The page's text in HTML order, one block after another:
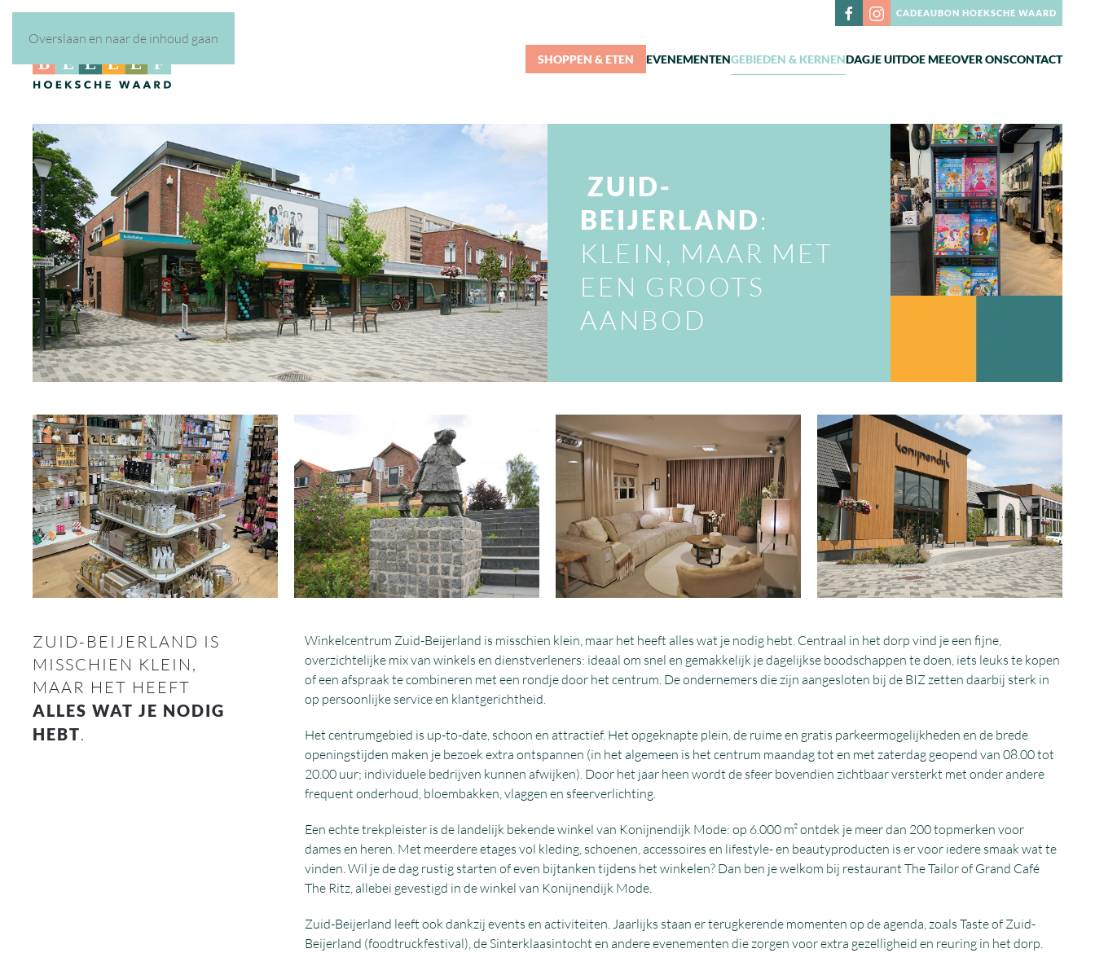
Overslaan en naar de inhoud gaan
CADEAUBON HOEKSCHE WAARD
SHOPPEN & ETEN EVENEMENTENGEBIEDEN & KERNENDAGJE UITDOE MEEOVER ONSCONTACT
ZUID-
BEIJERLAND:
KLEIN, MAAR MET
EEN GROOTS
AANBOD
ZUID-BEIJERLAND IS
MISSCHIEN KLEIN,
MAAR HET HEEFT
ALLES WAT JE NODIG
HEBT.
Winkelcentrum Zuid-Beijerland is misschien klein, maar het heeft alles wat je nodig hebt. Centraal in het dorp vind je een fijne,
overzichtelijke mix van winkels en dienstverleners: ideaal om snel en gemakkelijk je dagelijkse boodschappen te doen, iets leuks te kopen
of een afspraak te combineren met een rondje door het centrum. De ondernemers die zijn aangesloten bij de BIZ zetten daarbij sterk in
op persoonlijke service en klantgerichtheid.
Het centrumgebied is up-to-date, schoon en attractief. Het opgeknapte plein, de ruime en gratis parkeermogelijkheden en de brede
openingstijden maken je bezoek extra ontspannen (in het algemeen is het centrum maandag tot en met zaterdag geopend van 08.00 tot
20.00 uur; individuele bedrijven kunnen afwijken). Door het jaar heen wordt de sfeer bovendien zichtbaar versterkt met onder andere
frequent onderhoud, bloembakken, vlaggen en sfeerverlichting.
Een echte trekpleister is de landelijk bekende winkel van Konijnendijk Mode: op 6.000 m² ontdek je meer dan 200 topmerken voor
dames en heren. Met meerdere etages vol kleding, schoenen, accessoires en lifestyle- en beautyproducten is er voor iedere smaak wat te
vinden. Wil je de dag rustig starten of even bijtanken tijdens het winkelen? Dan ben je welkom bij restaurant The Tailor of Grand Café
The Ritz, allebei gevestigd in de winkel van Konijnendijk Mode.
Zuid-Beijerland leeft ook dankzij events en activiteiten. Jaarlijks staan er terugkerende momenten op de agenda, zoals Taste of Zuid-
Beijerland (foodtruckfestival), de Sinterklaasintocht en andere evenementen die zorgen voor extra gezelligheid en reuring in het dorp.